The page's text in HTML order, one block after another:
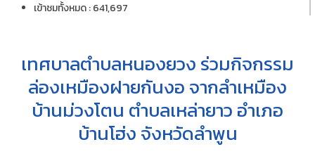
เข้าชมทั้งหมด : 641,697
เทศบาลตำบลหนองยวง ร่วมกิจกรรม
ล่องเหมืองฝายกันงอ จากลำเหมือง
บ้านม่วงโตน ตำบลเหล่ายาว อำเภอ
บ้านโฮ่ง จังหวัดลำพูน